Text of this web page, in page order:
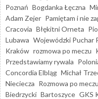
Poznań Bogdanka Łęczna
Adam Zejer Pamiętam i nie
Cracovia Błękitni Orneta
Lubawa Wojewódzki Puchar
Kraków rozmowa po meczu
Przedstawiamy rywala
Concordia Elbląg Michał
Nieciecza Rozmowa po meczu
Biedrzycki Bartoszyce GKS